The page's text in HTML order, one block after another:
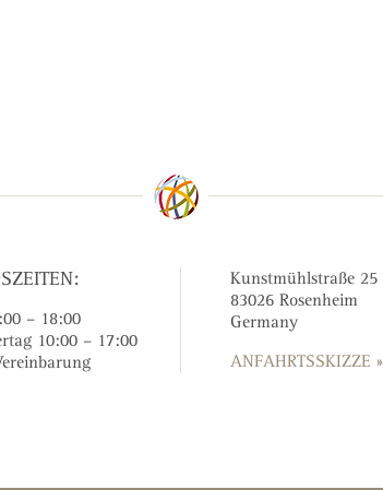
– 18:00
10:00 – 17:00
Kunstmühlstraße 25
83026 Rosenheim
Germany
ANFAHRTSSKIZZE »